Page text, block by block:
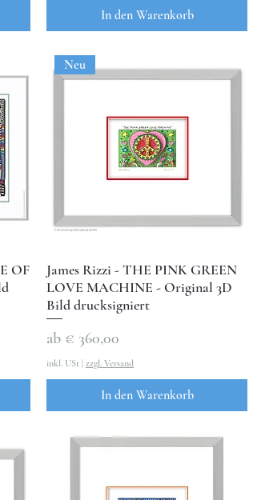
In den Warenkorb
OF
Neu
James Rizzi - THE PINK GREEN
LOVE MACHINE - Original 3D
Bild drucksigniert
ab € 360,00
Sale-Preis
inkl. USt zzgl. Versand
In den Warenkorb